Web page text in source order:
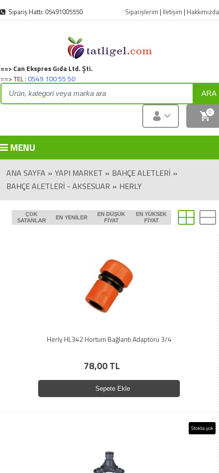
Sipariş Hattı: 05491005550 Siparişlerim | İletişim | Hakkımızda
Can Ekspres Gıda Ltd. Şti.
TEL :0549 100 55 50
ARA
0
MENU
ANA SAYFA » YAPI MARKET » BAHÇE ALETLERI »
BAHÇE ALETLERI - AKSESUAR » HERLY
ÇOK
SATANLAR
EN YENILER
EN DÜŞÜK
FIYAT
EN YÜKSEK
FIYAT
Herly HL342 Hortum Bağlantı Adaptörü 3/4
78,00 TL
Sepete Ekle
Stokta yok